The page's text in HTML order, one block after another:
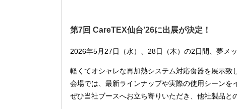
第7回 CareTEX仙台’26に出展が決定！
2026年5月27日（水）、28日（木）の2日間、夢メ
軽くてオシャレな再加熱システム対応食器を展示致
会場では、最新ラインナップや実際の使用シーンを
ぜひ当社ブースへお立ち寄りいただき、他社製品と